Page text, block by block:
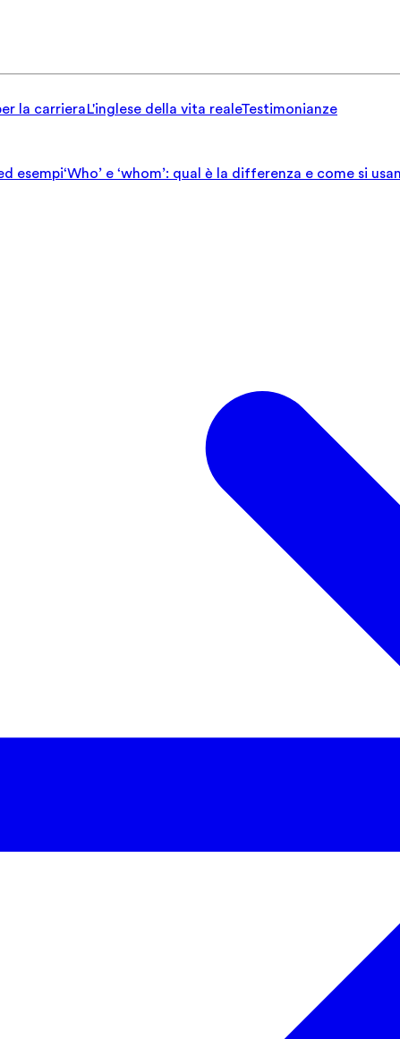
la carrieraL'inglese della vita realeTestimonianze
esempi‘Who’ e ‘whom’: qual è la differenza e come si